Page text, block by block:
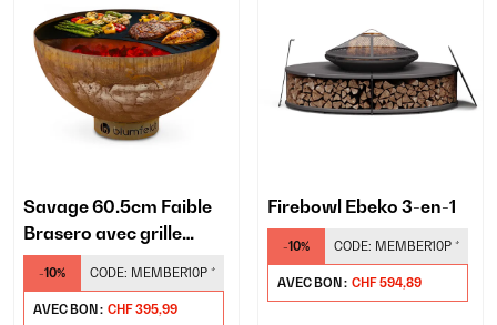
Savage 60.5cm Faible
Brasero avec grille
Rouiller
-10% CODE: MEMBER10P *
AVEC BON : CHF 395,99
Firebowl Ebeko 3-en-1
-10% CODE: MEMBER10P *
AVEC BON : CHF 594,89